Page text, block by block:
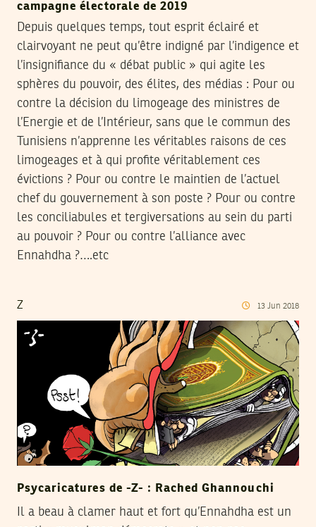
campagne électorale de 2019
Depuis quelques temps, tout esprit éclairé et
clairvoyant ne peut qu’être indigné par l’indigence et
l’insignifiance du « débat public » qui agite les
sphères du pouvoir, des élites, des médias : Pour ou
contre la décision du limogeage des ministres de
l’Energie et de l’Intérieur, sans que le commun des
Tunisiens n’apprenne les véritables raisons de ces
limogeages et à qui profite véritablement ces
évictions ? Pour ou contre le maintien de l’actuel
chef du gouvernement à son poste ? Pour ou contre
les conciliabules et tergiversations au sein du parti
au pouvoir ? Pour ou contre l’alliance avec
Ennahdha ?….etc
Z 13 Jun 2018
Psycaricatures de -Z- : Rached Ghannouchi
Il a beau à clamer haut et fort qu’Ennahdha est un